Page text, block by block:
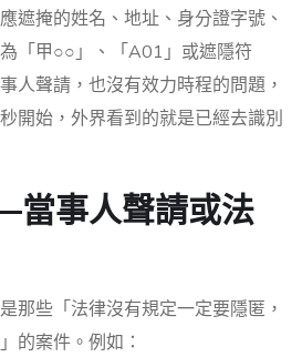
遮掩的姓名、地址、身分證字號、
「甲○○」、「A01」或遮隱符
人聲請，也沒有效力時程的問題，
開始，外界看到的就是已經去識別
事人聲請或法
那些「法律沒有規定一定要隱匿，
的案件。例如：